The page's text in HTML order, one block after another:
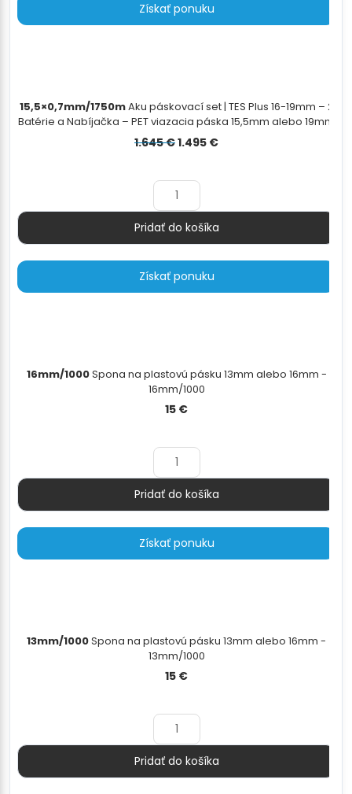
Získať ponuku
15,5×0,7mm/1750mAku páskovací set | TES Plus 16-19mm – 2
Batérie a Nabíjačka – PET viazacia páska 15,5mm alebo 19mm
– PET/PP odvíjač - 15,5×0,7mm/1750m
1.645€Pôvodná
1.645 €.
1.495 €Aktuálna
Množstvo
Pridať do košíka
Získať ponuku
16mm/1000Spona na plastovú pásku 13mm alebo 16mm -
16mm/1000
15 €
Množstvo
Pridať do košíka
Získať ponuku
13mm/1000Spona na plastovú pásku 13mm alebo 16mm -
13mm/1000
15 €
Množstvo
Pridať do košíka